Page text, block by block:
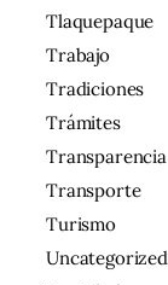
Tlaquepaque
Trabajo
Tradiciones
Trámites
Transparencia
Transporte
Turismo
Uncategorized